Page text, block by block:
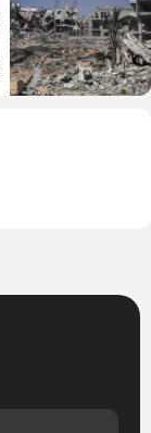
צבא וביטחון